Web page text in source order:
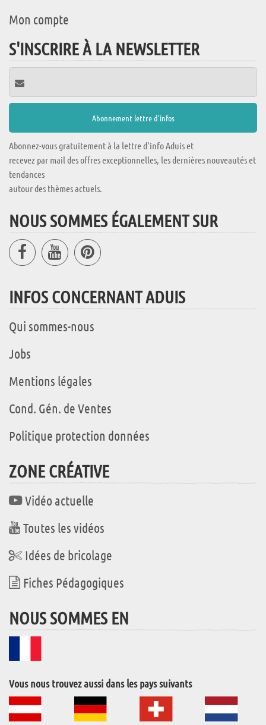
Mon compte
S'INSCRIRE À LA NEWSLETTER
Abonnez-vous gratuitement à la lettre d'info Aduis et
recevez par mail des offres exceptionnelles, les dernières nouveautés et
tendances
autour des thèmes actuels.
NOUS SOMMES ÉGALEMENT SUR
INFOS CONCERNANT ADUIS
Qui sommes-nous
Jobs
Mentions légales
Cond. Gén. de Ventes
Politique protection données
ZONE CRÉATIVE
Vidéo actuelle
Toutes les vidéos
Idées de bricolage
Fiches Pédagogiques
NOUS SOMMES EN
Vous nous trouvez aussi dans les pays suivants